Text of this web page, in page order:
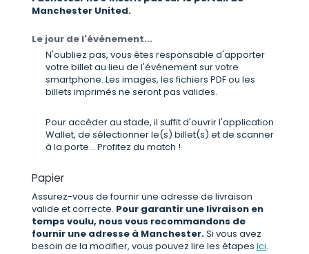
Manchester United.
Le jour de l'événement...
N'oubliez pas, vous êtes responsable d'apporter
votre billet au lieu de l'événement sur votre
smartphone. Les images, les fichiers PDF ou les
billets imprimés ne seront pas valides.
Pour accéder au stade, il suffit d'ouvrir l'application
Wallet, de sélectionner le(s) billet(s) et de scanner
à la porte... Profitez du match !
Papier
Assurez-vous de fournir une adresse de livraison
valide et correcte. Pour garantir une livraison en
temps voulu, nous vous recommandons de
fournir une adresse à Manchester.Si vous avez
besoin de la modifier, vous pouvez lire les étapes ici.